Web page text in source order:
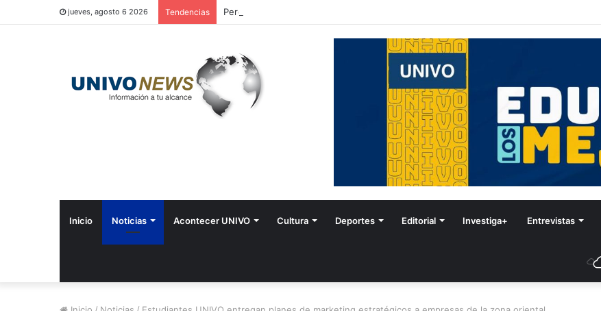
jueves, agosto 6 2026 Tendencias Perquín vivió su Festival de Invierno
Inicio Noticias Acontecer UNIVO Cultura Deportes Editorial Investiga+ Entrevistas